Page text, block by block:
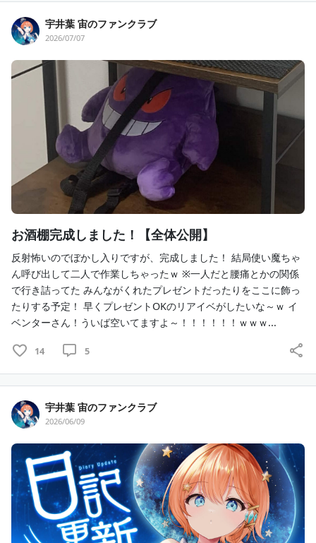
９，誕生日ビデオレター（💛🧡🤍）
誕生月限定でキミのためだけにビデオレターを撮り下
一年に一度の大切な日、宙に任せてみない？
10， チェキ郵送（💛🧡🤍）
毎月一枚チェキをお送りします！お名前とサイン入り
です！
コレクションして宙に囲まれてみませんか？
※住所をお伺いします。匿名配送は３か月に一度まとめて
のお届けです。
サンプラン３か月継続ごとにサイン入りのポストカー
ドをお送りします！
※サンプラン限定の特典です！
12， 宙の時間30分プレゼント（
🧡）
宙と2人っきりの秘密の時間をたくさん過ごしません
キミノートも作ります！
13，世界に一つだけの手作りキーホルダープレゼント
🤍）
毎月キーホルダーがゲットできちゃいます！
ういばの描きおろしイラストでお届けします！どれが
届くかはお楽しみ！
14， お手紙郵送（🧡🤍）
宇井葉 宙のファンクラブ
2026/07/07
お酒棚完成しました！【全体公開】
反射怖いのでぼかし入りですが、完成しました！ 結局使い魔ちゃ
ん呼び出して二人で作業しちゃったｗ ※一人だと腰痛とかの関係
で行き詰ってた みんながくれたプレゼントだったりをここに飾っ
たりする予定！ 早くプレゼントOKのリアイベがしたいな～ｗ イ
ベンターさん！ういば空いてますよ～！！！！！！ｗｗｗ...
14 5
宇井葉 宙のファンクラブ
2026/06/09